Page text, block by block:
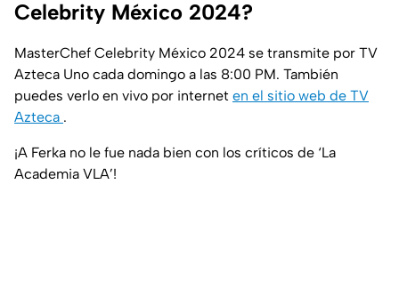
Celebrity México 2024?
MasterChef Celebrity México 2024 se transmite por TV
Azteca Uno cada domingo a las 8:00 PM. También
puedes verlo en vivo por internet en el sitio web de TV
Azteca .
¡A Ferka no le fue nada bien con los críticos de ‘La
Academia VLA’!